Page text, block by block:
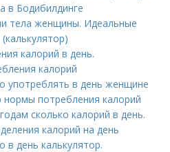
в Бодибилдинге
тела женщины. Идеальные
калорий в день.
калорий
употреблять в день женщине
нормы потребления калорий
сколько калорий в день.
калорий на день
в день калькулятор.